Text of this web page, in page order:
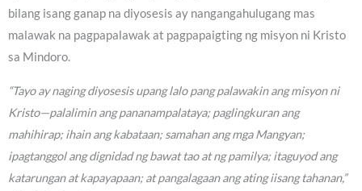
bilang isang ganap na diyosesis ay nangangahulugang mas
malawak na pagpapalawak at pagpapaigting ng misyon ni Kristo
sa Mindoro.
“Tayo ay naging diyosesis upang lalo pang palawakin ang misyon ni
Kristo—palalimin ang pananampalataya; paglingkuran ang
mahihirap; ihain ang kabataan; samahan ang mga Mangyan;
ipagtanggol ang dignidad ng bawat tao at ng pamilya; itaguyod ang
katarungan at kapayapaan; at pangalagaan ang ating iisang tahanan,”